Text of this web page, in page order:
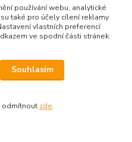
„Příslušenství ke
třídách (RA2 a RA3).
používání webu, analytické
také pro účely cílení reklamy
vlastních preferencí
ve spodní části stránek.
Souhlasím
odmítnout zde.